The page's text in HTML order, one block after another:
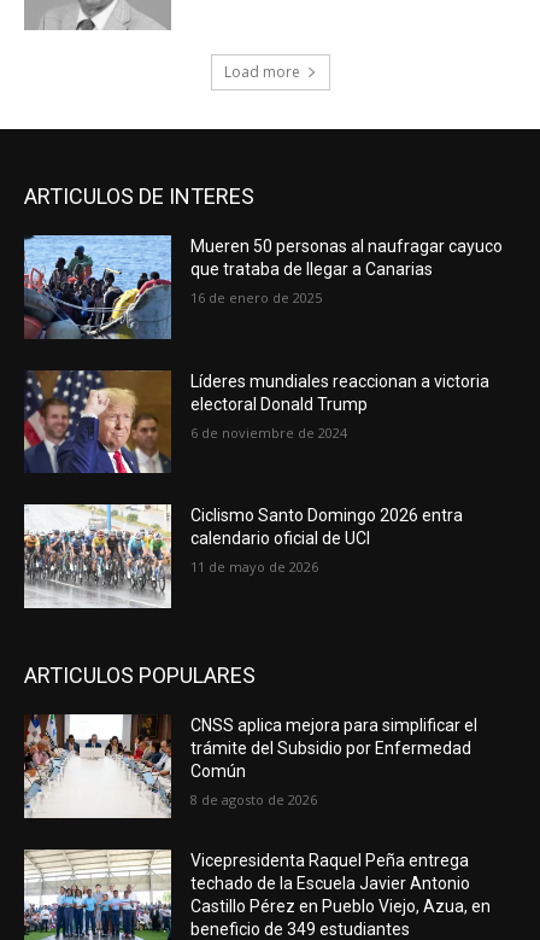
Load more
ARTICULOS DE INTERES
Mueren 50 personas al naufragar cayuco
que trataba de llegar a Canarias
16 de enero de 2025
Líderes mundiales reaccionan a victoria
electoral Donald Trump
6 de noviembre de 2024
Ciclismo Santo Domingo 2026 entra
calendario oficial de UCI
11 de mayo de 2026
ARTICULOS POPULARES
CNSS aplica mejora para simplificar el
trámite del Subsidio por Enfermedad
Común
8 de agosto de 2026
Vicepresidenta Raquel Peña entrega
techado de la Escuela Javier Antonio
Castillo Pérez en Pueblo Viejo, Azua, en
beneficio de 349 estudiantes